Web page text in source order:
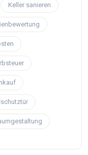
Keller sanieren